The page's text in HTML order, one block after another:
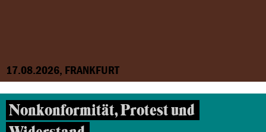
17.08.2026, FRANKFURT
Nonkonformität, Protest und